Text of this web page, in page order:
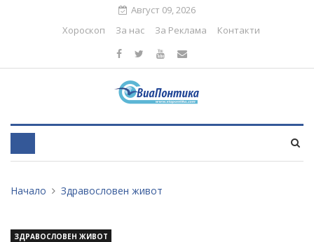
Август 09, 2026
Хороскоп
За нас За Реклама Контакти
Начало Здравословен живот
ЗДРАВОСЛОВЕН ЖИВОТ